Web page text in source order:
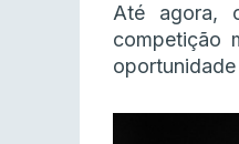
Até agora,
competição